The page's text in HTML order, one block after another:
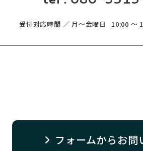
受付対応時間 ／ 月～金曜日 10:00 ～
フォームからお問